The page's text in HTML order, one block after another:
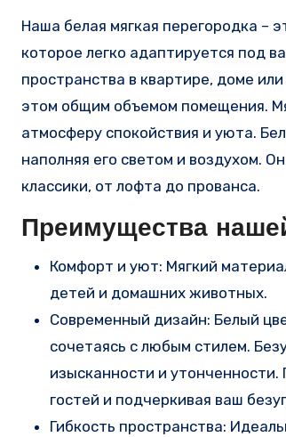
Наша белая мягкая перегородка –
которое легко адаптируется под
пространства в квартире, доме
этом общим объемом помещения.
атмосферу спокойствия и уюта.
наполняя его светом и воздухом.
классики, от лофта до прованса.
Преимущества
Комфорт и уют: Мягкий
детей и домашних животных.
Современный дизайн: Белый
сочетаясь с любым стилем.
изысканности и
гостей и подчеркивая ваш
Гибкость пространства: